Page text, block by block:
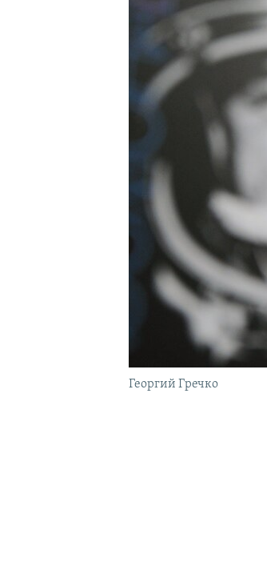
УКРАИНСКАЯ ПРОБЛЕМА КРЫМА
Георгий Гречко